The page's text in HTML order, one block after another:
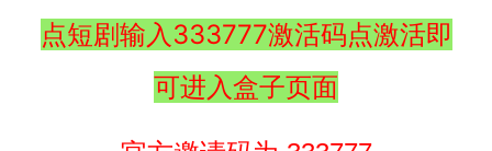
点短剧输入333777激活码点激活即
可进入盒子页面